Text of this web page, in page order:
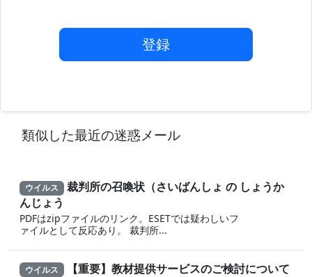
登録
類似した最近の迷惑メール
ウイルス 裁判所の召喚状（さいばんしょ の しょうか
んじょう
PDFはzipファイルのリンク。ESETでは疑わしいフ
ァイルとして反応あり。 裁判所...
ウイルス 【重要】教材提供サービスのご検討について